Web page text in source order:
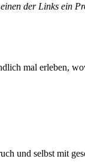
der Links ein
mal erleben,
und selbst mit